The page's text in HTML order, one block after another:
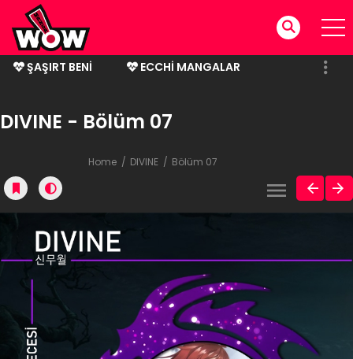
ŞAŞIRT BENI
ECCHI MANGALAR
DIVINE - Bölüm 07
Home DIVINE Bölüm 07